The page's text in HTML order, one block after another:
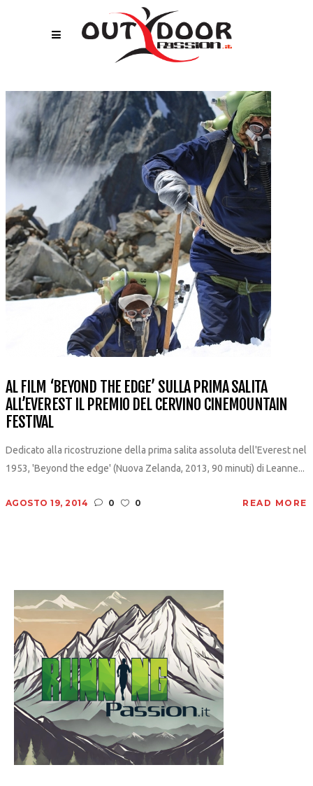
AL FILM ‘BEYOND THE EDGE’ SULLA PRIMA SALITA
ALL’EVEREST IL PREMIO DEL CERVINO CINEMOUNTAIN
FESTIVAL
Dedicato alla ricostruzione della prima salita assoluta dell'Everest nel
1953, 'Beyond the edge' (Nuova Zelanda, 2013, 90 minuti) di Leanne...
AGOSTO 19, 2014 0 0 READ MORE